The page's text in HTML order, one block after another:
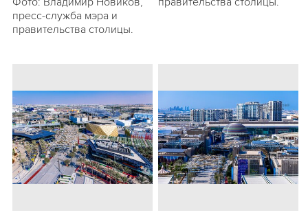
пресс-служба мэра и
правительства столицы.